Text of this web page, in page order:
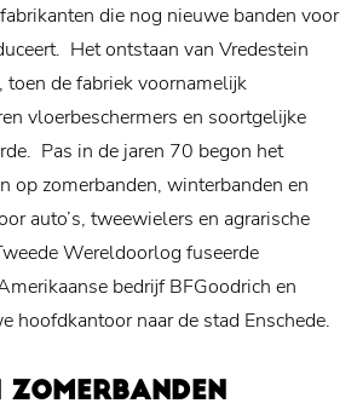
die nog nieuwe banden voor
Het ontstaan van Vredestein
de fabriek voornamelijk
vloerbeschermers en soortgelijke
Pas in de jaren 70 begon het
op zomerbanden, winterbanden en
auto’s, tweewielers en agrarische
Wereldoorlog fuseerde
bedrijf BFGoodrich en
hoofdkantoor naar de stad Enschede.
ZOMERBANDEN